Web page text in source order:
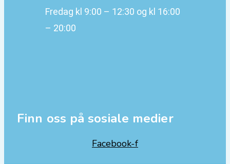
Fredag kl 9:00 – 12:30 og kl 16:00
– 20:00
Finn oss på sosiale medier
Facebook-f